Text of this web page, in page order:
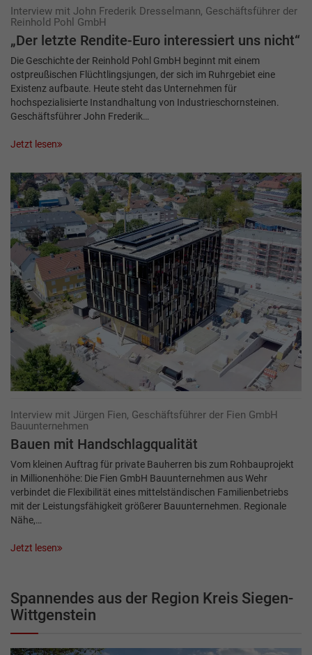
Interview mit John Frederik Dresselmann, Geschäftsführer der
Reinhold Pohl GmbH
„Der letzte Rendite-Euro interessiert uns nicht“
Die Geschichte der Reinhold Pohl GmbH beginnt mit einem
ostpreußischen Flüchtlingsjungen, der sich im Ruhrgebiet eine
Existenz aufbaute. Heute steht das Unternehmen für
hochspezialisierte Instandhaltung von Industrieschornsteinen.
Geschäftsführer John Frederik…
Jetzt lesen
Interview mit Jürgen Fien, Geschäftsführer der Fien GmbH
Bauunternehmen
Bauen mit Handschlagqualität
Vom kleinen Auftrag für private Bauherren bis zum Rohbauprojekt
in Millionenhöhe: Die Fien GmbH Bauunternehmen aus Wehr
verbindet die Flexibilität eines mittelständischen Familienbetriebs
mit der Leistungsfähigkeit größerer Bauunternehmen. Regionale
Nähe,…
Jetzt lesen
Spannendes aus der Region Kreis Siegen-
Wittgenstein